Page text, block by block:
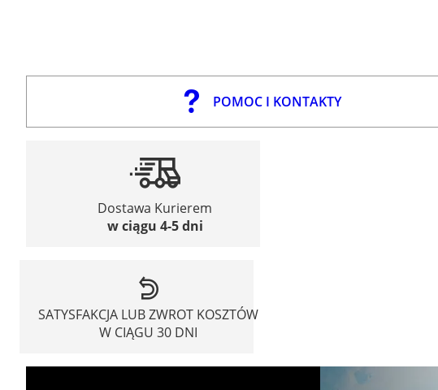
POMOC I KONTAKTY
Dostawa Kurierem
w ciągu 4-5 dni
SATYSFAKCJA LUB ZWROT KOSZTÓW
W CIĄGU 30 DNI